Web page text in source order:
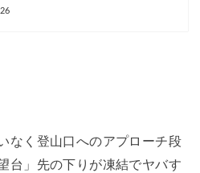
なく登山口へのアプローチ段
台」先の下りが凍結でヤバす